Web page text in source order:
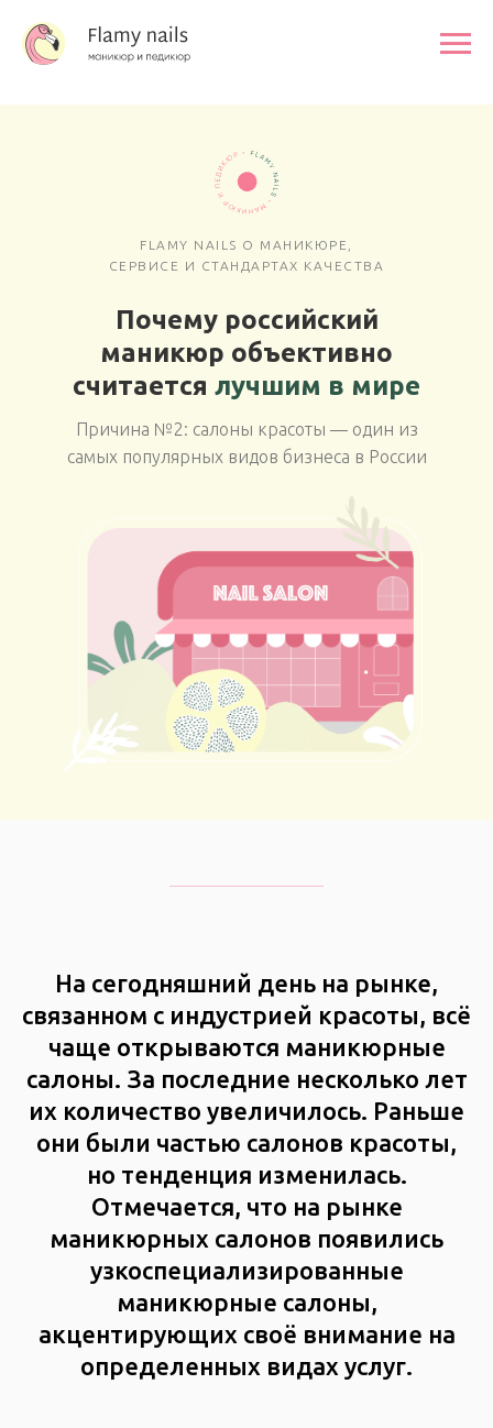
Главная Блог
Почему российский маникюр объективно считается лучшим
FLAMY NAILS O МАНИКЮРЕ,
СЕРВИСЕ И СТАНДАРТАХ КАЧЕСТВА
Почему российский
маникюр объективно
считается лучшим в мире
Причина №2: салоны красоты — один из
самых популярных видов бизнеса в России
На сегодняшний день на рынке,
связанном с индустрией красоты, всё
чаще открываются маникюрные
салоны. За последние несколько лет
их количество увеличилось. Раньше
они были частью салонов красоты,
но тенденция изменилась.
Отмечается, что на рынке
маникюрных салонов появились
узкоспециализированные
маникюрные салоны,
акцентирующих своё внимание на
определенных видах услуг.